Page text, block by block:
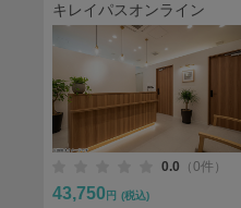
キレイパスオンライン
0.0 （0件）
43,750 円 (税込)